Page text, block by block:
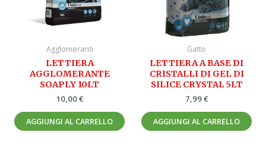
Agglomeranti
LETTIERA
AGGLOMERANTE
SOAPLY 10LT
10,00€
AGGIUNGI AL CARRELLO
Gatto
LETTIERA A BASE DI
CRISTALLI DI GEL DI
SILICE CRYSTAL 5LT
7,99€
AGGIUNGI AL CARRELLO